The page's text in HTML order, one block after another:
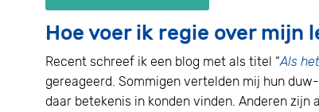
Hoe voer ik regie over mijn
Recent schreef ik een blog met als titel “Als
gereageerd. Sommigen vertelden mij hun
daar betekenis in konden vinden. Anderen